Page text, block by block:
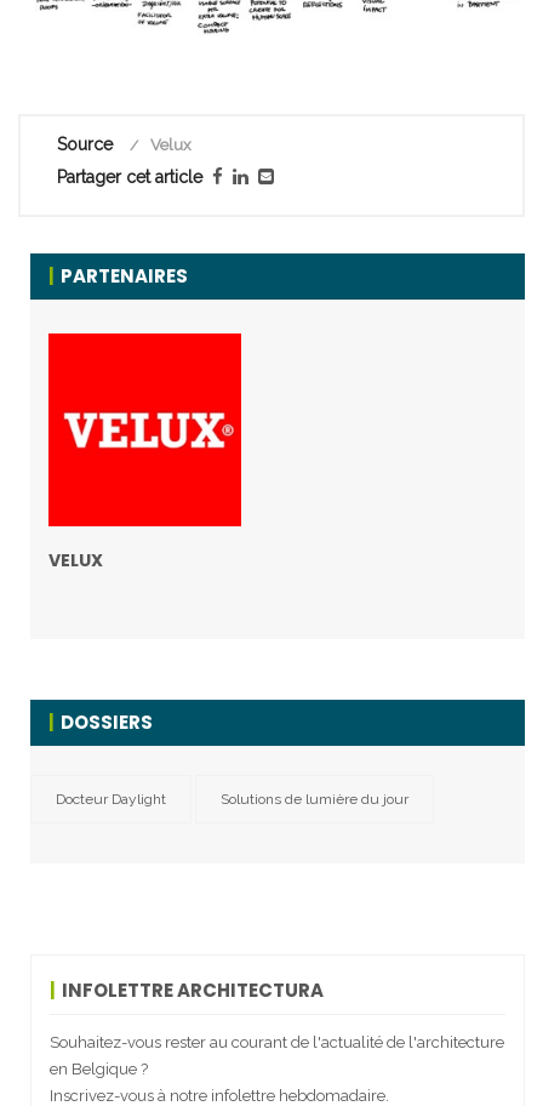
Source Velux
Partager cet article
PARTENAIRES
VELUX
DOSSIERS
Docteur Daylight Solutions de lumière du jour
INFOLETTRE ARCHITECTURA
Souhaitez-vous rester au courant de l'actualité de l'architecture
en Belgique ?
Inscrivez-vous à notre infolettre hebdomadaire.